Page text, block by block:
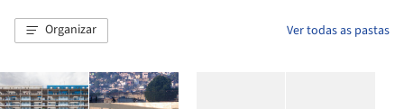
Organizar Ver todas as pastas